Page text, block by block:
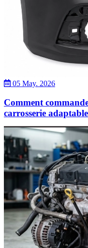
Dacia
05 May. 2026
Comment
carrosserie